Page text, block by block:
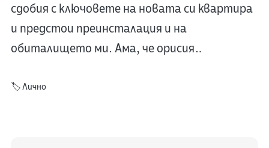
сдобия с ключовете на новата си квартира
и предстои преинсталация и на
обиталището ми. Ама, че орисия…
🏷️Лично